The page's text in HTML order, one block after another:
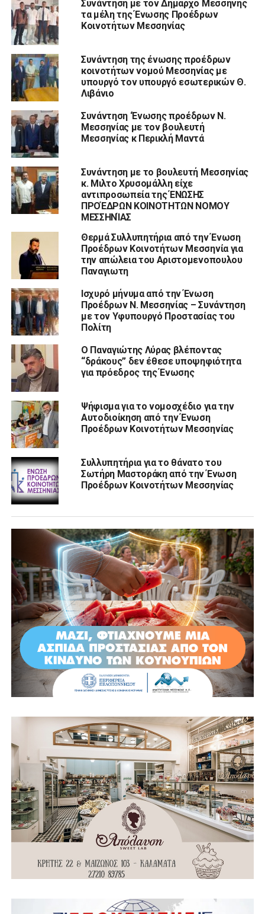
Συνάντηση με τον Δήμαρχο Μεσσήνης
τα μέλη της Ένωσης Προέδρων
Κοινοτήτων Μεσσηνίας
Συνάντηση της ένωσης προέδρων
κοινοτήτων νομού Μεσσηνίας με
υπουργό τον υπουργό εσωτερικών Θ.
Λιβάνιο
Συνάντηση ‘Ενωσης προέδρων Ν.
Μεσσηνίας με τον βουλευτή
Μεσσηνίας κ Περικλή Μαντά
Συνάντηση με το βουλευτή Μεσσηνίας
κ. Μιλτο Χρυσομάλλη είχε
αντιπροσωπεία της ΈΝΩΣΗΣ
ΠΡΟΈΔΡΩΝ ΚΟΙΝΟΤΗΤΩΝ ΝΟΜΟΥ
ΜΕΣΣΗΝΊΑΣ
Θερμά Συλλυπητήρια από την Ένωση
Προέδρων Κοινοτήτων Μεσσηνία για
την απώλεια του Αριστομενοπουλου
Παναγιωτη
Ισχυρό μήνυμα από την Ένωση
Προέδρων Ν. Μεσσηνίας – Συνάντηση
με τον Υφυπουργό Προστασίας του
Πολίτη
Ο Παναγιώτης Λύρας βλέποντας
“δράκους” δεν έθεσε υποψηφιότητα
για πρόεδρος της Ένωσης
Ψήφισμα για το νομοσχέδιο για την
Αυτοδιοίκηση από την Ένωση
Προέδρων Κοινοτήτων Μεσσηνίας
Συλλυπητήρια για το θάνατο του
Σωτήρη Μαστοράκη από την Ένωση
Προέδρων Κοινοτήτων Μεσσηνίας